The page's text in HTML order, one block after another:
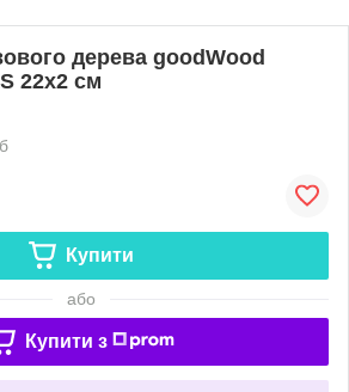
дерева goodWood
22х2 см
Купити
або
Купити з